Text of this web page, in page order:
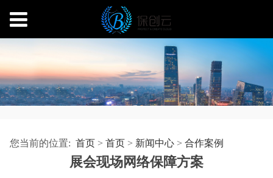
您当前的位置: 首页> 首页> 新闻中心> 合作案例
展会现场网络保障方案